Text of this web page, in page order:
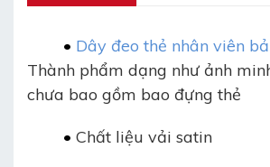
• Dây đeo thẻ nhân viên
Thành phẩm dạng như ảnh
chưa bao gồm bao đựng thẻ
• Chất liệu vải satin